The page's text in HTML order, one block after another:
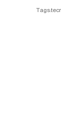
Tags: